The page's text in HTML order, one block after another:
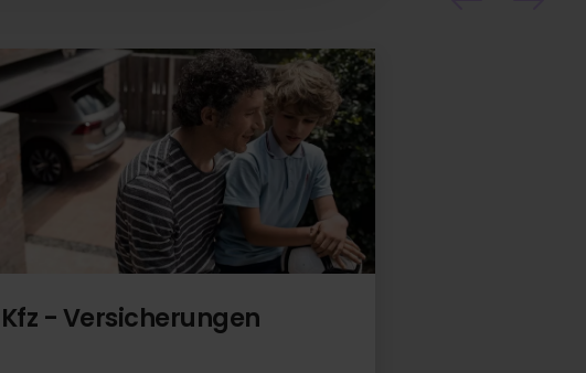
Kfz - Versicherungen